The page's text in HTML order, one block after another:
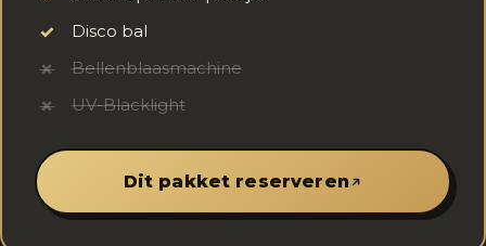
✓
Disco bal
✗
Bellenblaasmachine
✗
UV-Blacklight
Dit pakket reserveren